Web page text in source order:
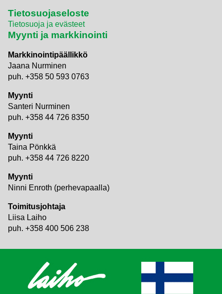
Tietosuojaseloste
Tietosuoja ja evästeet
Myynti ja markkinointi
Markkinointipäällikkö
Jaana Nurminen
puh. +358 50 593 0763
Myynti
Santeri Nurminen
puh. +358 44 726 8350
Myynti
Taina Pönkkä
puh. +358 44 726 8220
Myynti
Ninni Enroth (perhevapaalla)
Toimitusjohtaja
Liisa Laiho
puh. +358 400 506 238